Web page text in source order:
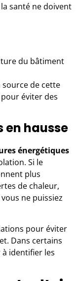
santé ne doivent
du bâtiment
de cette
éviter des
en hausse
énergétiques
Si le
plus
de chaleur,
ne puissiez
pour éviter
Dans certains
identifier les